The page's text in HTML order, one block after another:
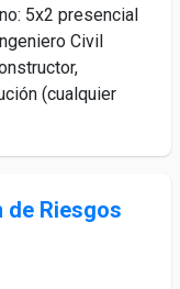
5x2 presencial
Civil
(cualquier
de Riesgos